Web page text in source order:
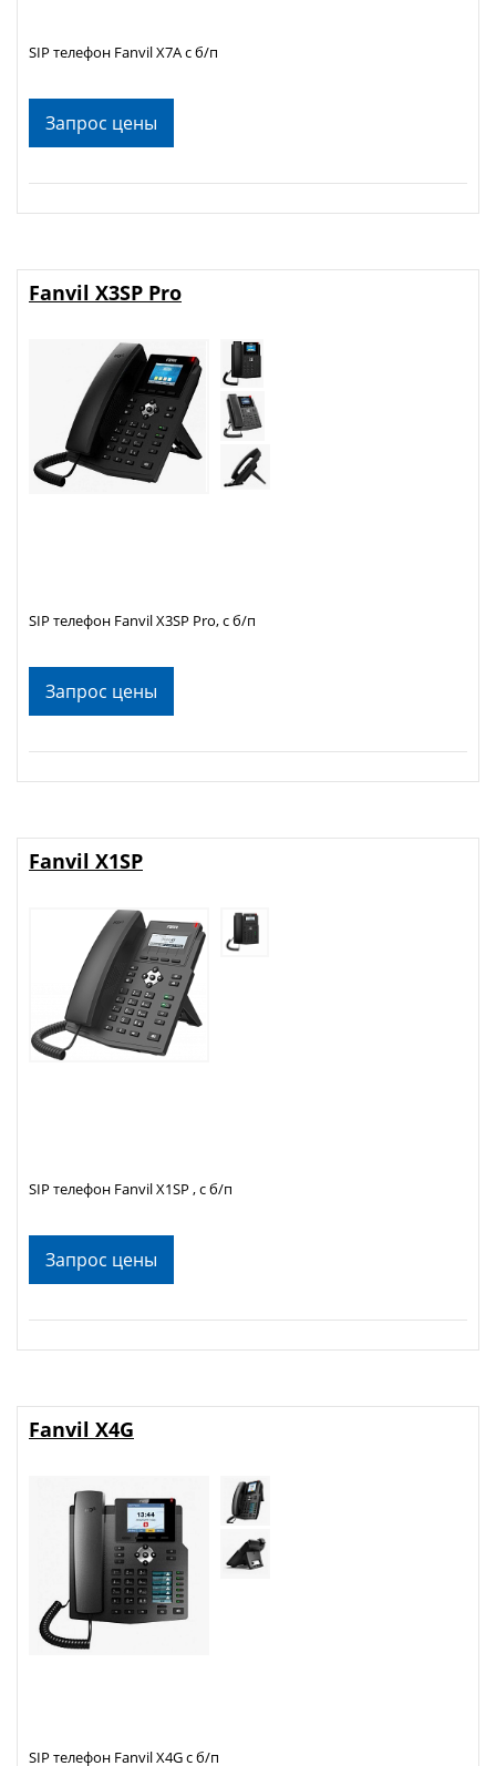
Запрос цены
SIP телефон Fanvil X7A с б/п
Запрос цены
Fanvil X3SP Pro
SIP телефон Fanvil X3SP Pro, с б/п
Запрос цены
Fanvil X1SP
SIP телефон Fanvil X1SP , с б/п
Fanvil X4G
SIP телефон Fanvil X4G с б/п